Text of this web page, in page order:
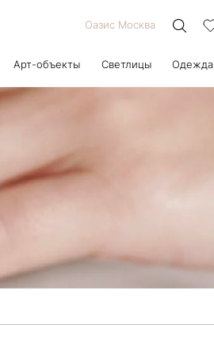
Оазис Москва
Одежда
Светлицы
Арт-объекты